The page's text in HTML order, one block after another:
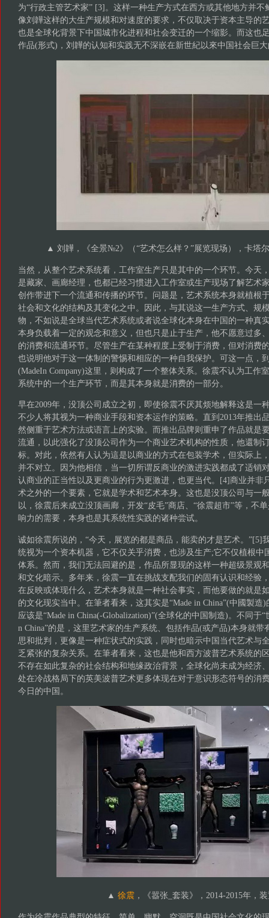
为“行政主管艺术家” [3]。这样一种生产方式在西方或其他地方并不
像刘韡这样的大生产规模和对速度的要求，不仅取决于资本主导的
也是全球化背景下中国城市化进程和社会变迁的一个缩影。而这也
作品(形式)，刘韡的认知和实践无不深嵌在新世紀以來中国社会巨
▲ 刘韡，《全景№2》（“艺术怎么样？”展览现场），卡塔
当然，从整个艺术系统看，工作室生产只是其中的一个环节。今天
是藏家、画廊经理，也都已经习惯进入工作室或生产现场了解艺术
创作带进下一个流通和传播的环节。问题是，艺术系统本身就植根
社会和文化的结构及其变化之中。因此，与其说这一生产方式、规
物，不如说是全球当代艺术系统或者说全球化本身在中国的一种真
本身负载着一定的观念和意义，但也只是止于生产，他不愿意过多
的消费和流通环节。尽管生产在某种程度上受制于消费，但对消费
也说明他对于这一体制的警惕和相应的一种自我保护。可这一点，
(MadeIn Company)这里，则构成了一个整体关系。徐震不认为工作
系统中的一个生产环节，而是其本身就是消费的一部分。
早在2009年，没顶公司成立之初，即使徐震不厌其烦地解释这是一
不少人将其视为一种商业手段和资本运作的策略。直到2013年推出
然侧重于艺术方法或语言上的实验。而推出品牌则重申了作品就是
流通，以此强化了没顶公司作为一个商业艺术机构的性质，他還制
标。对此，依然有人认为這是以商业的方式在包装学术，但实际上
并不对立。因为他相信，当一切所谓反商业的激进实践都成了适销
认商业的正当性以及更商业的行为更激进，也更当代。[4]商业并非
术之外的一个要素，它就是学术和艺术本身。这也是没顶公司与一
以，徐震后来成立没顶画廊，开发“皮毛”商店、“徐震超市”等，不
响力的需要，本身也是其系统性实践的诸种尝试。
诚如徐震所说的，“今天，展览的都是商品，能卖的才是艺术。”[5]
统视为一个资本机器，它不仅关乎消费，也涉及生产;它不仅植根中
体系。然而，我们无法回避的是，作品所显现的这样一种超级景观
和文化暗示。多年来，徐震一直在挑战支配我们的固有认识和经验
在反映或体现什么，艺术本身就是一种社会事实，而他要做的就是
的文化现实当中。在筆者看来，这其实是“Made in China”(中國製造
应该是“Made in China(-Globalization)”(全球化的中国制造)。不同于
n China”的是，这里艺术家的生产系统、包括作品(或产品)本身就带
思和批判，更像是一种症状式的实践，同时也暗示中国当代艺术与
乏紧张的复杂关系。在筆者看来，这也是他和西方波普艺术系统的
不存在如此复杂的社会结构和地缘政治背景，全球化尚未成为经济
处在冷战格局下的英美波普艺术更多体现在对于意识形态符号的消
今日的中国。
▲ 徐震，《嚣张_套装》，2014-2015年，